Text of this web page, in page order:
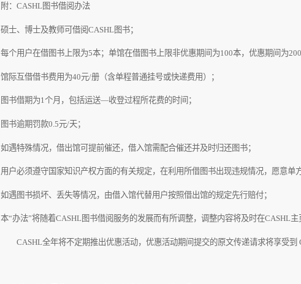
附： CASHL 图书借阅办法
硕士、博士及教师可借阅CASHL 图书；
每个用户在借图书上限为5本；单馆在借图书上限非优惠期间为100本，优惠期间为200
馆际互借借书费用为40元/册（含单程普通挂号或快递费用）；
图书借期为1个月，包括运送—收登过程所花费的时间；
图书逾期罚款0.5元/天；
如遇特殊情况，借出馆可提前催还，借入馆需配合催还并及时归还图书；
用户必须遵守国家知识产权方面的有关规定，在利用所借图书出现违规情况，愿意单
如遇图书损坏、丢失等情况，由借入馆代替用户按照借出馆的规定先行赔付；
本“办法”将随着CASHL 图书借阅服务的发展而有所调整，调整内容将及时在CASHL主
CASHL全年将不定期推出优惠活动，优惠活动期间提交的原文传递请求将享受到